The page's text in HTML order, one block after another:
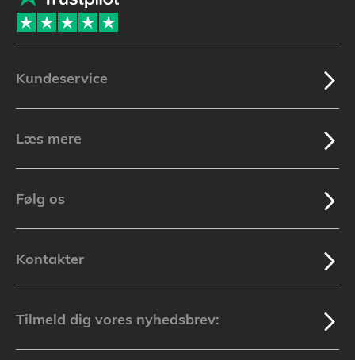
Kundeservice
Læs mere
Følg os
Kontakter
Tilmeld dig vores nyhedsbrev: